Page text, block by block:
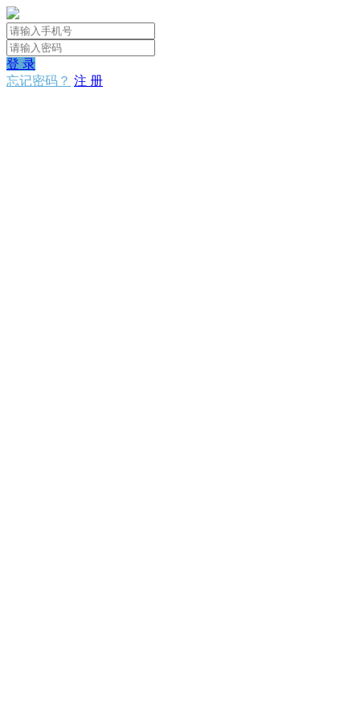
登 录
忘记密码？ 注 册